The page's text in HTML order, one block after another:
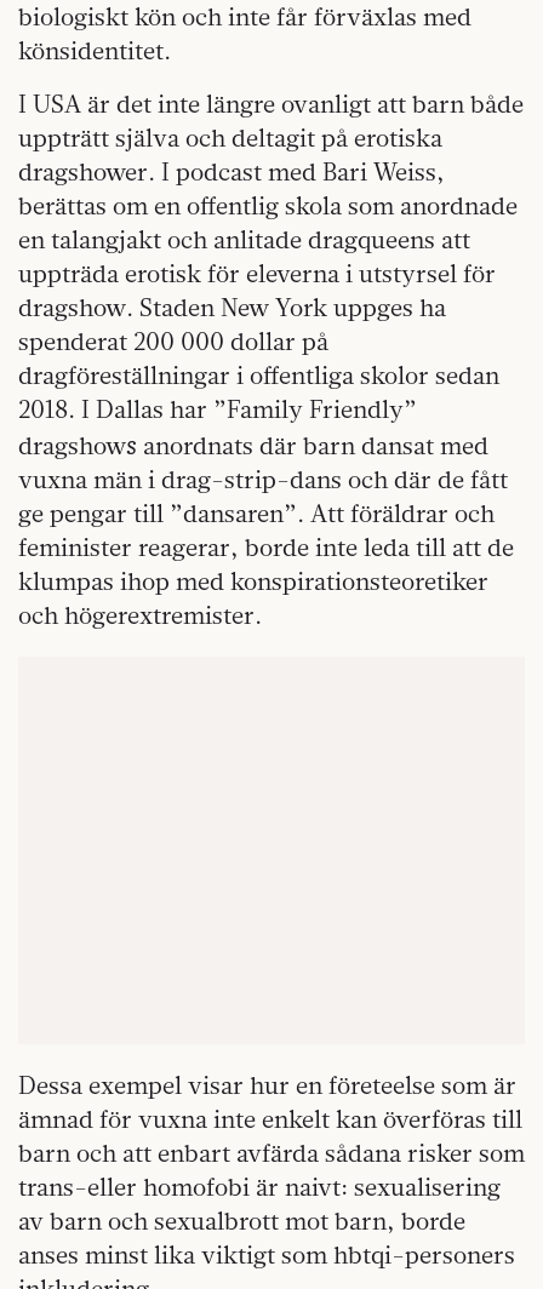
biologiskt kön och inte får förväxlas med
könsidentitet.
I USA är det inte längre ovanligt att barn både
uppträtt själva och deltagit på erotiska
dragshower. I podcast med Bari Weiss,
berättas om en offentlig skola som anordnade
en talangjakt och anlitade dragqueens att
uppträda erotisk för eleverna i utstyrsel för
dragshow. Staden New York uppges ha
spenderat 200 000 dollar på
dragföreställningar i offentliga skolor sedan
2018. I Dallas har ”Family Friendly”
dragshows anordnats där barn dansat med
vuxna män i drag-strip-dans och där de fått
ge pengar till ”dansaren”. Att föräldrar och
feminister reagerar, borde inte leda till att de
klumpas ihop med konspirationsteoretiker
och högerextremister.
Dessa exempel visar hur en företeelse som är
ämnad för vuxna inte enkelt kan överföras till
barn och att enbart avfärda sådana risker som
trans-eller homofobi är naivt: sexualisering
av barn och sexualbrott mot barn, borde
anses minst lika viktigt som hbtqi-personers